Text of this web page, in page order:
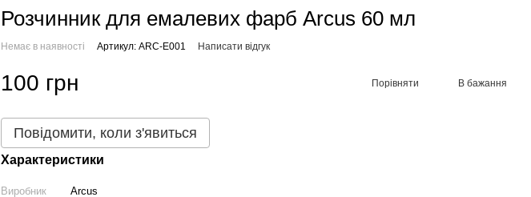
Розчинник для емалевих фарб Arcus 60 мл
Немає в наявності Артикул: ARC-E001 Написати відгук
100 грн Порівняти В бажання
Повідомити, коли з'явиться
Характеристики
Виробник
Arcus